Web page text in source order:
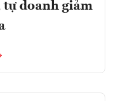
tự doanh giảm